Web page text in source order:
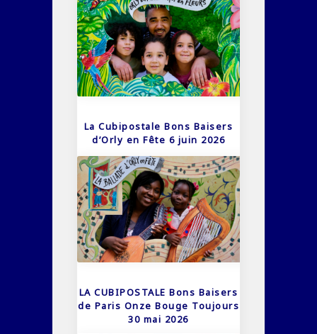
La Cubipostale Bons Baisers
d’Orly en Fête 6 juin 2026
LA CUBIPOSTALE Bons Baisers
de Paris Onze Bouge Toujours
30 mai 2026